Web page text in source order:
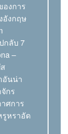
งการ
อังกฤษ
กลับ 7
–
อันน่า
กร
ศการ
รูหราอัด